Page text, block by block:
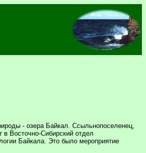
- озера Байкал. Ссыльнопоселенец,
Восточно-Сибирский отдел
Байкала. Это было мероприятие